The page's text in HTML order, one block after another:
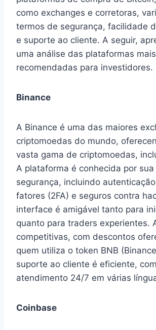
como exchanges e corretoras,
termos de segurança, facilidade
e suporte ao cliente. A seguir,
uma análise das plataformas mais
recomendadas para investidores.
Binance
A Binance é uma das maiores
criptomoedas do mundo,
vasta gama de criptomoedas,
A plataforma é conhecida por sua
segurança, incluindo
fatores (2FA) e seguros contra
interface é amigável tanto para
quanto para traders experientes.
competitivas, com descontos
quem utiliza o token BNB
suporte ao cliente é eficiente, com
atendimento 24/7 em várias
Coinbase